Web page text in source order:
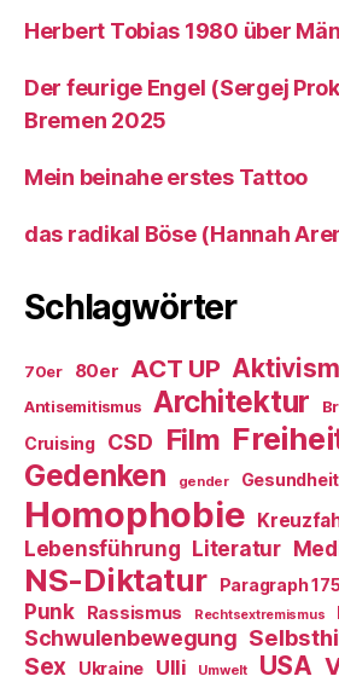
Herbert Tobias 1980 über
Der feurige Engel (Sergej
Bremen 2025
Mein beinahe erstes Tattoo
das radikal Böse (Hannah
Schlagwörter
70er 80er ACT UP
Antisemitismus Architektur
Cruising CSD Film
Gedenken gender Gesundheit
Homophobie
Lebensführung Literatur
NS-Diktatur Paragraph
Punk
Rassismus Rechtsextremismus
Schwulenbewegung
Sex Ukraine Ulli Umwelt USA